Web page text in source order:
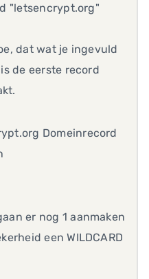
"letsencrypt.org"
dat wat je ingevuld
de eerste record
er nog 1 aanmaken
een WILDCARD